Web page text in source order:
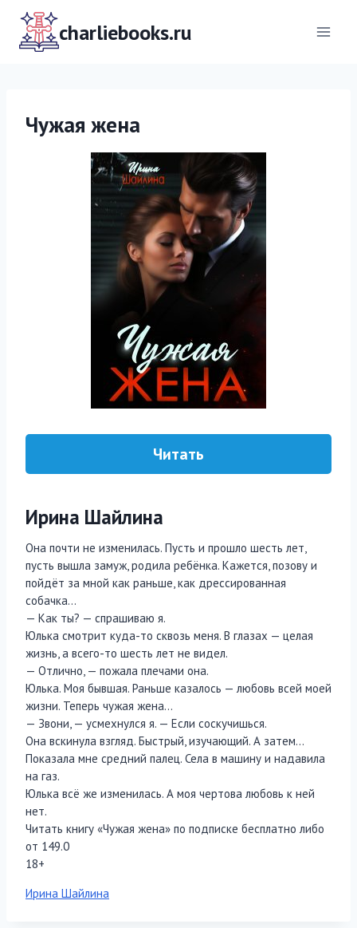
Перейти
содержимомуcharliebooks.ru
Чужая жена
Читать
Ирина Шайлина
Она почти не изменилась. Пусть и прошло шесть лет,
пусть вышла замуж, родила ребёнка. Кажется, позову и
пойдёт за мной как раньше, как дрессированная
собачка…
— Как ты? — спрашиваю я.
Юлька смотрит куда-то сквозь меня. В глазах — целая
жизнь, а всего-то шесть лет не видел.
— Отлично, — пожала плечами она.
Юлька. Моя бывшая. Раньше казалось — любовь всей моей
жизни. Теперь чужая жена…
— Звони, — усмехнулся я. — Если соскучишься.
Она вскинула взгляд. Быстрый, изучающий. А затем…
Показала мне средний палец. Села в машину и надавила
на газ.
Юлька всё же изменилась. А моя чертова любовь к ней
нет.
Читать книгу «Чужая жена» по подписке бесплатно либо
от 149.0
18+
Метки
Ирина Шайлина